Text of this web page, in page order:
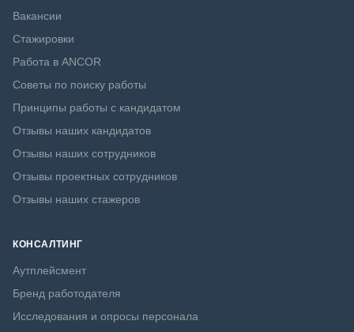
Вакансии
Стажировки
Работа в ANCOR
Советы по поиску работы
Принципы работы с кандидатом
Отзывы наших кандидатов
Отзывы наших сотрудников
Отзывы проектных сотрудников
Отзывы наших стажеров
КОНСАЛТИНГ
Аутплейсмент
Бренд работодателя
Исследования и опросы персонала